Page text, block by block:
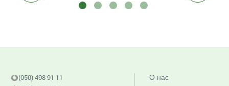
(050) 498 91 11
О нас